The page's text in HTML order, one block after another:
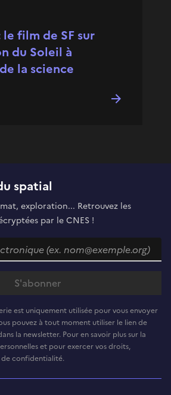
le film de SF sur
du Soleil à
la science
spatial
exploration... Retrouvez les
par le CNES !
est uniquement utilisée pour vous envoyer
pouvez à tout moment utiliser le lien de
la newsletter. Pour en savoir plus sur la
et pour exercer vos droits,
confidentialité.